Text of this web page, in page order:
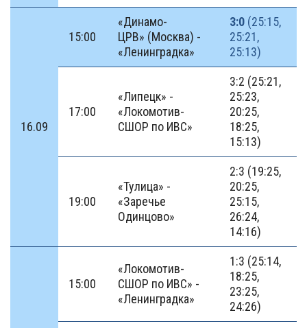
16.09
15:00
«Динамо-
ЦРВ» (Москва) -
«Ленинградка»
3:0 (25:15,
25:21,
25:13)
17:00
«Липецк» -
«Локомотив-
СШОР по ИВС»
3:2 (25:21,
25:23,
20:25,
18:25,
15:13)
19:00
«Тулица» -
«Заречье
Одинцово»
2:3 (19:25,
20:25,
25:15,
26:24,
14:16)
15:00
«Локомотив-
СШОР по ИВС» -
«Ленинградка»
1:3 (25:14,
18:25,
23:25,
24:26)